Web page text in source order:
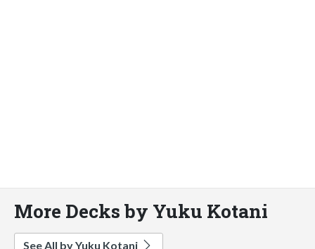
More Decks by Yuku Kotani
See All by Yuku Kotani